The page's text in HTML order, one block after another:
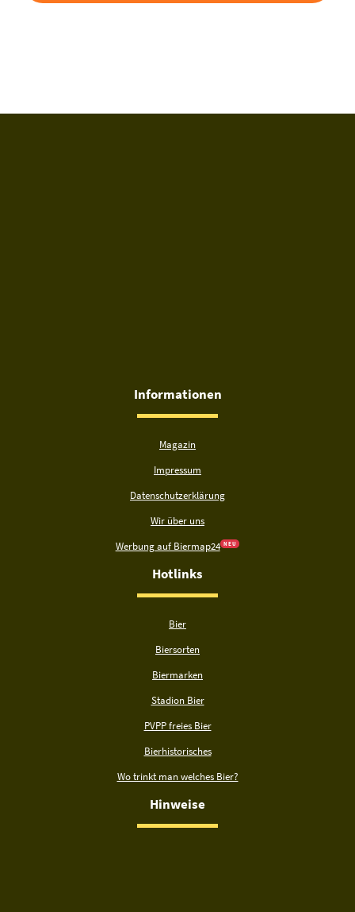
Informationen
Magazin
Impressum
Datenschutzerklärung
Wir über uns
Werbung auf Biermap24 N E U
Hotlinks
Bier
Biersorten
Biermarken
Stadion Bier
PVPP freies Bier
Bierhistorisches
Wo trinkt man welches Bier?
Hinweise